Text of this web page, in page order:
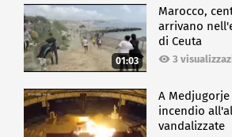
01:03
Marocco,
arrivano
di Ceuta
3
A
incendio
vandalizzate